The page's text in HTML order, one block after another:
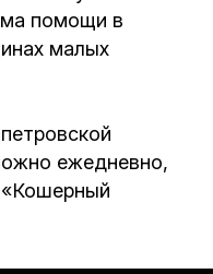
помощи в
малых
ежедневно,